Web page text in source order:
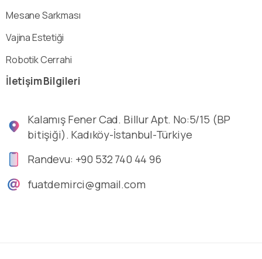
Mesane Sarkması
Vajina Estetiği
Robotik Cerrahi
İletişimBilgileri
Kalamış Fener Cad. Billur Apt. No:5/15 (BP
bitişiği). Kadıköy-İstanbul-Türkiye
Randevu: +90 532 740 44 96
fuatdemirci@gmail.com